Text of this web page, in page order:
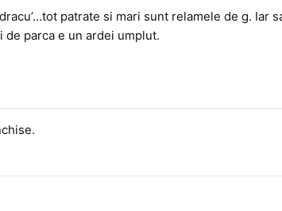
patrate si mari sunt relamele de g. Iar
de parca e un ardei umplut.